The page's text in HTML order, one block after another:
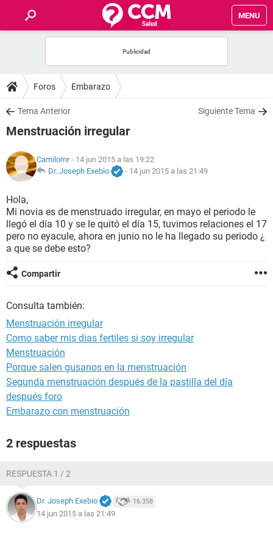
MENU
FOROS
SALUD
NUTRICIÓN
BIENESTAR
SEXUALIDAD
GLOSARIO
Foros Embarazo
Tema Anterior Siguiente Tema
Menstruación irregular
Camilomr- 14 jun 2015 a las 19:22
Dr. Joseph Exebio
- 14 jun 2015 a las 21:49
Hola,
Mi novia es de menstruado irregular, en mayo el periodo le
llegó el día 10 y se le quitó el día 15, tuvimos relaciones el 17
pero no eyacule, ahora en junio no le ha llegado su periodo ¿
a que se debe esto?
Compartir
Consulta también:
Menstruación irregular
Como saber mis dias fertiles si soy irregular
Menstruación
Porque salen gusanos en la menstruación
Segunda menstruación después de la pastilla del día
después foro
Embarazo con menstruación
2 respuestas
RESPUESTA 1 / 2
Dr. Joseph Exebio 16.358
14 jun 2015 a las 21:49